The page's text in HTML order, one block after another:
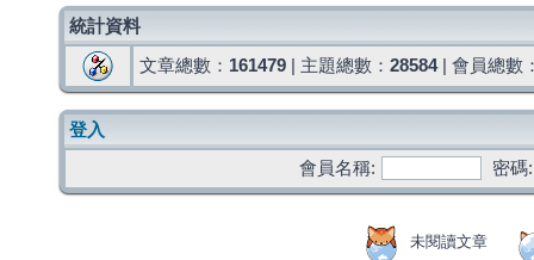
統計資料
文章總數： 161479 | 主題總數： 28584| 會員總數
登入
會員名稱:
密碼:
未閱讀文章